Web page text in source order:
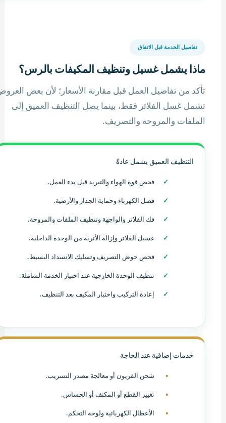
تفاصيل الخدمة قبل الاتفاق
ماذا يشمل غسيل وتنظيف المكيفات بالرس؟
تأكد من تفاصيل العمل قبل مقارنة الأسعار؛ لأن بعض
تشمل غسل الفلاتر فقط، بينما يصل التنظيف العميق إلى
الملفات والمروحة والتصريف.
التنظيف العميق يشمل عادةً
فحص قوة الهواء والتبريد قبل بدء العمل.
فصل الكهرباء وحماية الجدار والأرضية.
فك الفلاتر والواجهة وتنظيف الملفات والمروحة.
غسيل الفلاتر وإزالة الأتربة من الوحدة الداخلية.
فحص حوض التصريف وتسليك الانسداد البسيط.
تنظيف الوحدة الخارجية عند اختيار الخدمة الشاملة.
إعادة التركيب واختبار المكيف بعد التنظيف.
خدمات إضافية عند الحاجة
شحن الفريون أو معالجة مصدر التسريب.
تغيير القطع أو المكثف أو الحساس.
الأعطال الكهربائية ولوحة التحكم.